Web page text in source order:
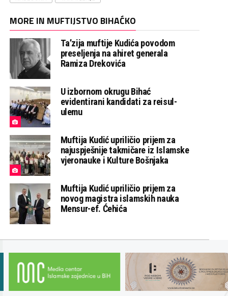
MORE IN MUFTIJSTVO BIHAĆKO
Ta’zija muftije Kudića povodom
preseljenja na ahiret generala
Ramiza Drekovića
U izbornom okrugu Bihać
evidentirani kandidati za reisul-
ulemu
Muftija Kudić upriličio prijem za
najuspješnije takmičare iz Islamske
vjeronauke i Kulture Bošnjaka
Muftija Kudić upriličio prijem za
novog magistra islamskih nauka
Mensur-ef. Ćehića